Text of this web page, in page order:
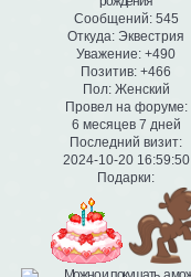
Сообщений:545
Откуда: Эквестрия
Уважение: +490
Позитив: +466
Пол:Женский
Провел на форуме:
6 месяцев 7 дней
Последний визит:
2024-10-20 16:59:50
Подарки: